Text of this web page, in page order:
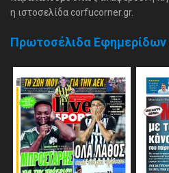
η ιστοσελίδα corfucorner.gr.
Πρωτοσέλιδα Εφημερίδων